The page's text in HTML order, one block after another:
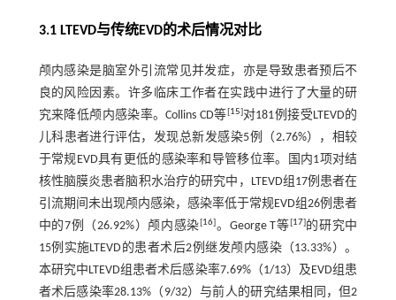
3.1 LTEVD与传统EVD的术后情况对比
颅内感染是脑室外引流常见并发症，亦是导致患者预后不
良的风险因素。许多临床工作者在实践中进行了大量的研
究来降低颅内感染率。Collins CD等[15]对181例接受LTEVD的
儿科患者进行评估，发现总新发感染5例（2.76%），相较
于常规EVD具有更低的感染率和导管移位率。国内1项对结
核性脑膜炎患者脑积水治疗的研究中，LTEVD组17例患者在
引流期间未出现颅内感染，感染率低于常规EVD组26例患者
中的7例（26.92%）颅内感染[16]。George T等[17]的研究中
15例实施LTEVD的患者术后2例继发颅内感染（13.33%）。
本研究中LTEVD组患者术后感染率7.69%（1/13）及EVD组患
者术后感染率28.13%（9/32）与前人的研究结果相同，但2